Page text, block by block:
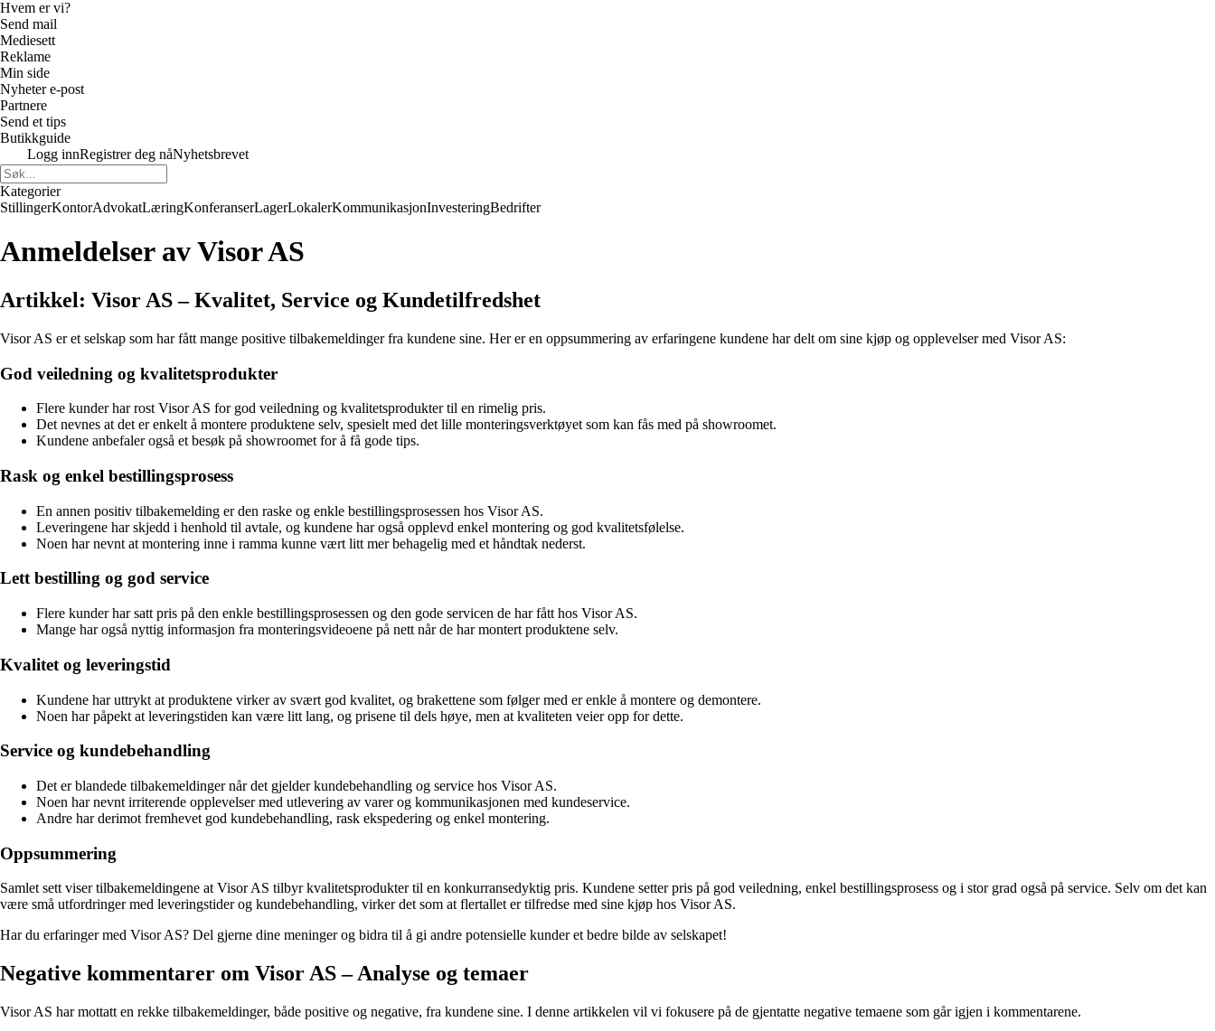
Hvem er vi?
Send mail
Mediesett
Reklame
Min side
Nyheter e-post
Partnere
Send et tips
Butikkguide
Logg innRegistrer deg nåNyhetsbrevet
Kategorier
StillingerKontorAdvokatLæringKonferanserLagerLokalerKommunikasjonInvesteringBedrifter
Anmeldelser av Visor AS
Artikkel: Visor AS – Kvalitet, Service og Kundetilfredshet
Visor AS er et selskap som har fått mange positive tilbakemeldinger fra kundene sine. Her er en oppsummering av erfaringene kundene har delt om sine kjøp og opplevelser med Visor AS:
God veiledning og kvalitetsprodukter
Flere kunder har rost Visor AS for god veiledning og kvalitetsprodukter til en rimelig pris.
Det nevnes at det er enkelt å montere produktene selv, spesielt med det lille monteringsverktøyet som kan fås med på showroomet.
Kundene anbefaler også et besøk på showroomet for å få gode tips.
Rask og enkel bestillingsprosess
En annen positiv tilbakemelding er den raske og enkle bestillingsprosessen hos Visor AS.
Leveringene har skjedd i henhold til avtale, og kundene har også opplevd enkel montering og god kvalitetsfølelse.
Noen har nevnt at montering inne i ramma kunne vært litt mer behagelig med et håndtak nederst.
Lett bestilling og god service
Flere kunder har satt pris på den enkle bestillingsprosessen og den gode servicen de har fått hos Visor AS.
Mange har også nyttig informasjon fra monteringsvideoene på nett når de har montert produktene selv.
Kvalitet og leveringstid
Kundene har uttrykt at produktene virker av svært god kvalitet, og brakettene som følger med er enkle å montere og demontere.
Noen har påpekt at leveringstiden kan være litt lang, og prisene til dels høye, men at kvaliteten veier opp for dette.
Service og kundebehandling
Det er blandede tilbakemeldinger når det gjelder kundebehandling og service hos Visor AS.
Noen har nevnt irriterende opplevelser med utlevering av varer og kommunikasjonen med kundeservice.
Andre har derimot fremhevet god kundebehandling, rask ekspedering og enkel montering.
Oppsummering
Samlet sett viser tilbakemeldingene at Visor AS tilbyr kvalitetsprodukter til en konkurransedyktig pris. Kundene setter pris på god veiledning, enkel bestillingsprosess og i stor grad også på service. Selv om det kan
være små utfordringer med leveringstider og kundebehandling, virker det som at flertallet er tilfredse med sine kjøp hos Visor AS.
Har du erfaringer med Visor AS? Del gjerne dine meninger og bidra til å gi andre potensielle kunder et bedre bilde av selskapet!
Negative kommentarer om Visor AS – Analyse og temaer
Visor AS har mottatt en rekke tilbakemeldinger, både positive og negative, fra kundene sine. I denne artikkelen vil vi fokusere på de gjentatte negative temaene som går igjen i kommentarene.